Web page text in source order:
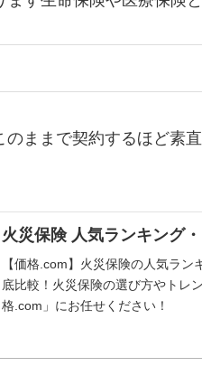
ままで契約するほど素
火災保険 人気ランキング
【価格.com】火災保険の人気ラ
底比較！火災保険の選び方やトレ
格.com」にお任せください！